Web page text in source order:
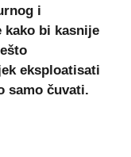
i
kako bi kasnije
eksploatisati
samo čuvati.